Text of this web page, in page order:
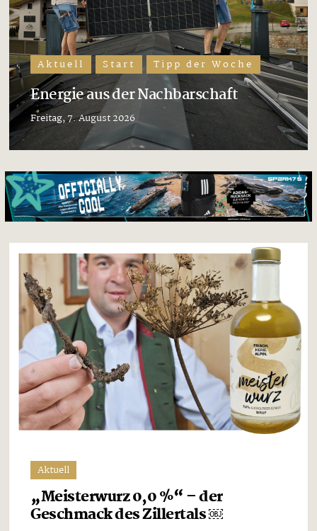
Aktuell Start Tipp der Woche
Energie aus der Nachbarschaft
Freitag, 7. August 2026
Aktuell
„Meisterwurz 0,0 %“ – der
Geschmack des Zillertals ￼